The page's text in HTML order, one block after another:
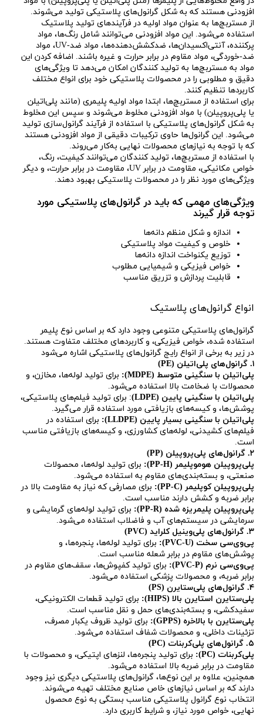
افزودنی هستند که به شکل گرانول‌های پلاستیکی تولید می‌شوند.
از مستربچ‌ها به عنوان مواد اولیه در فرآیندهای تولید پلاستیک
استفاده می‌شود. این مواد افزودنی می‌توانند شامل رنگ‌ها، مواد
پرکننده، آنتی‌اکسیدان‌ها، ضدکشش‌دهنده‌ها، مواد ضد-UV، مواد
ضد-خوردگی، مواد مقاوم در برابر حرارت و غیره باشند. اضافه کردن این
مواد به مستربچ‌ها به تولید کنندگان امکان می‌دهد تا ویژگی‌های
دقیق و مطلوبی را در محصولات پلاستیکی خود برای انواع مختلف
کاربردها تنظیم کنند.
برای استفاده از مستربچ‌ها، ابتدا مواد اولیه پلیمری (مانند پلی‌اتیلن
یا پلی‌پروپیلن) با مواد افزودنی مخلوط می‌شوند و سپس این مخلوط
به شکل گرانول‌های پلاستیکی با استفاده از فرآیند گرانول‌سازی تولید
می‌شود. این گرانول‌ها حاوی ترکیبات دقیقی از مواد افزودنی هستند
که با توجه به نیازهای محصولات نهایی به‌کار می‌روند.
با استفاده از مستربچ‌ها، تولید کنندگان می‌توانند کیفیت، رنگ،
خواص مکانیکی، مقاومت در برابر UV، مقاومت در برابر حرارت، و دیگر
ویژگی‌های مورد نظر را در محصولات پلاستیکی بهبود دهند.
ویژگی‌های مهمی که باید در گرانول‌های پلاستیکی مورد
توجه قرار گیرند
اندازه و شکل منظم دانه‌ها
خلوص و کیفیت مواد پلاستیکی
توزیع یکنواخت اندازه دانه‌ها
خواص فیزیکی و شیمیایی مطلوب
قابلیت پردازش و تزریق مناسب
انواع گرانول‌های پلاستیک
گرانول‌های پلاستیکی متنوعی وجود دارد که بر اساس نوع پلیمر
استفاده شده، خواص فیزیکی، و کاربردهای مختلف متفاوت هستند.
در زیر به برخی از انواع رایج گرانول‌های پلاستیکی اشاره می‌شود
۱. گرانول‌های پلی‌اتیلن (PE)
پلی‌اتیلن با سنگینی متوسط (MDPE):
برای تولید لوله‌ها، مخازن، و
محصولات با ضخامت بالا استفاده می‌شود.
پلی‌اتیلن با سنگینی پایین (LDPE)
: برای تولید فیلم‌های پلاستیکی،
پوشش‌ها، و کیسه‌های بازیافتی مورد استفاده قرار می‌گیرد.
پلی‌اتیلن با سنگینی بسیار پایین (LLDPE):
برای استفاده در
فیلم‌های کشیدنی، لوله‌های کشاورزی، و کیسه‌های بازیافتی مناسب
است.
۲. گرانول‌های پلی‌پروپیلن (PP)
پلی‌پروپیلن هوموپلیمر (PP-H):
برای تولید لوله‌ها، محصولات
صنعتی، و بسته‌بندی‌های مقاوم به استفاده می‌شود.
پلی‌پروپیلن کوپلیمر (PP-C):
برای مصارفی که نیاز به مقاومت بالا در
برابر ضربه و کشش دارند مناسب است.
پلی‌پروپیلن پلیمریزه شده (PP-R):
برای تولید لوله‌های گرمایشی و
سرمایشی در سیستم‌های آب و فاضلاب استفاده می‌شود.
۳. گرانول‌های پلی‌وینیل کلراید (PVC)
پی‌وی‌سی سخت (PVC-U):
برای تولید لوله‌ها، پنجره‌ها، و
پوشش‌های مقاوم در برابر شعله مناسب است.
پی‌وی‌سی نرم (PVC-P):
برای تولید کفپوش‌ها، سقف‌های مقاوم در
برابر ضربه، و محصولات پزشکی استفاده می‌شود.
۴. گرانول‌های پلی‌ستایرن (PS)
پلی‌ستایرن استایرن بالا (HIPS):
برای تولید قطعات الکترونیکی،
سفیدکشی، و بسته‌بندی‌های حمل و نقل مناسب است.
پلی‌ستایرن با بالاخره (GPPS):
برای تولید ظروف یکبار مصرف،
تزئینات داخلی، و محصولات شفاف استفاده می‌شود.
۵. گرانول‌های پلی‌کربنات (PC)
پلی‌کربنات (PC):
برای تولید پنجره‌ها، لنزهای اپتیکی، و محصولات با
مقاومت در برابر ضربه بالا استفاده می‌شود.
همچنین، علاوه بر این نوع‌ها، گرانول‌های پلاستیکی دیگری نیز وجود
دارند که بر اساس نیازهای خاص صنایع مختلف تهیه می‌شوند.
انتخاب نوع گرانول پلاستیکی مناسب بستگی به نوع محصول
نهایی، خواص مورد نیاز، و شرایط کاربری دارد.